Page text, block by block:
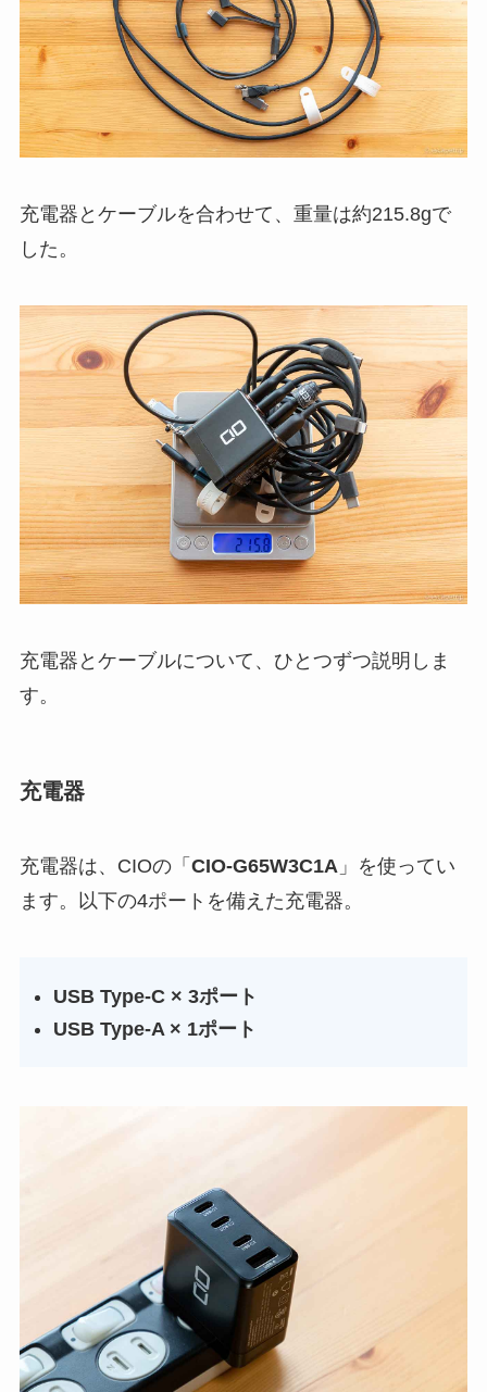
充電器とケーブルを合わせて、重量は約215.8gで
した。
充電器とケーブルについて、ひとつずつ説明しま
す。
充電器
充電器は、CIOの「 CIO-G65W3C1A」を使ってい
ます。以下の4ポートを備えた充電器。
USB Type-C × 3ポート
USB Type-A × 1ポート